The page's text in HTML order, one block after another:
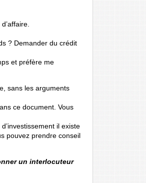
? Demander du crédit
et préfère me
sans les arguments
ce document. Vous
il existe
pouvez prendre conseil
un interlocuteur